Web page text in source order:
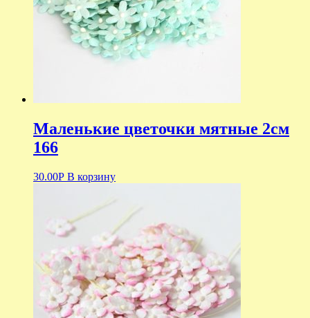
Маленькие цветочки мятные 2см
166
30.00Р В корзину